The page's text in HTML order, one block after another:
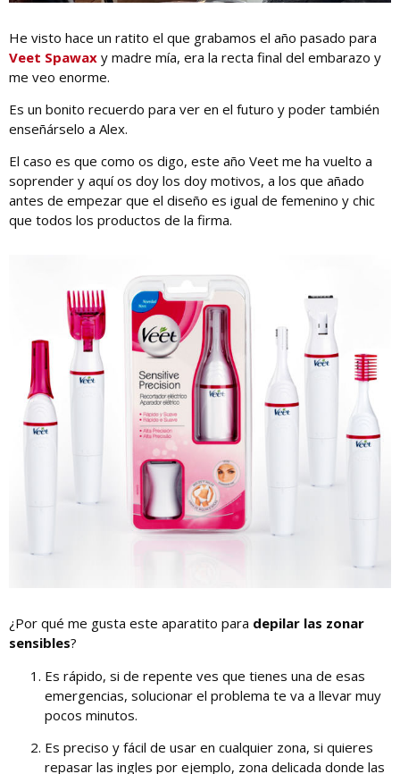
He visto hace un ratito el que grabamos el año pasado para
Veet Spawax y madre mía, era la recta final del embarazo y
me veo enorme.
Es un bonito recuerdo para ver en el futuro y poder también
enseñárselo a Alex.
El caso es que como os digo, este año Veet me ha vuelto a
soprender y aquí os doy los doy motivos, a los que añado
antes de empezar que el diseño es igual de femenino y chic
que todos los productos de la firma.
¿Por qué me gusta este aparatito para depilar las zonar
sensibles?
Es rápido, si de repente ves que tienes una de esas
emergencias, solucionar el problema te va a llevar muy
pocos minutos.
Es preciso y fácil de usar en cualquier zona, si quieres
repasar las ingles por ejemplo, zona delicada donde las